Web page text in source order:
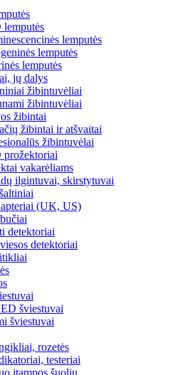
lemputės
lemputės
lemputės
jų dalys
žibintuvėliai
žibintuvėliai
žibintai
žibintai ir atšvaitai
žibintuvėlai
vakarėliams
ilgintuvai, skirstytuvai
(UK, US)
detektoriai
detektoriai
šviestuvai
šviestuvai
rozetės
testeriai
įtampos šuolių